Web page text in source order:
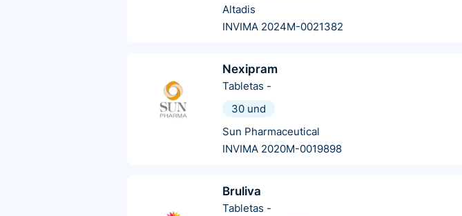
Altadis
INVIMA 2024M-0021382
Nexipram
Tabletas -
30 und
Sun Pharmaceutical
INVIMA 2020M-0019898
Bruliva
Tabletas -